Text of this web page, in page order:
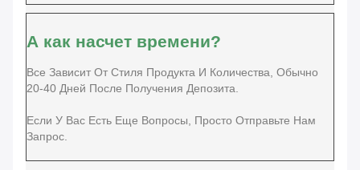
А как насчет времени?
Все Зависит От Стиля Продукта И Количества, Обычно
20-40 Дней После Получения Депозита.
Если У Вас Есть Еще Вопросы, Просто Отправьте Нам
Запрос.